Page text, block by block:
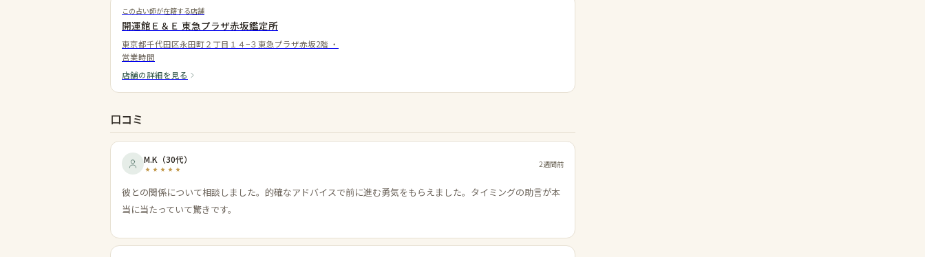
この占い師が在籍する店舗
開運館Ｅ＆Ｅ 東急プラザ赤坂鑑定所
東京都千代田区永田町２丁目１４−３東急プラザ赤坂2階 ・
営業時間
店舗の詳細を見る
口コミ
M.K （30代） 2週間前
彼との関係について相談しました。的確なアドバイスで前に進む勇気をもらえました。タイミングの助言が本
当に当たっていて驚きです。